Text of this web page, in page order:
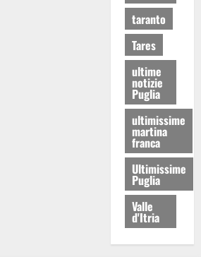
taranto
Tares
ultime
notizie
Puglia
ultimissime
martina
franca
Ultimissime
Puglia
Valle
d'Itria